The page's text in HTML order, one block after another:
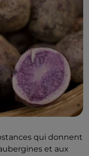
qui donnent
et aux